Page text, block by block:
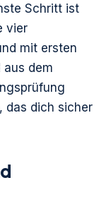
Schritt ist
vier
mit ersten
aus dem
das dich sicher